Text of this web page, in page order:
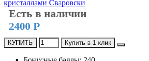
Есть в наличии
2400 Р
КУПИТЬ Купить в 1 клик